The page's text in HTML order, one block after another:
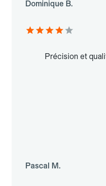
Dominique B.
Précision et
Pascal M.